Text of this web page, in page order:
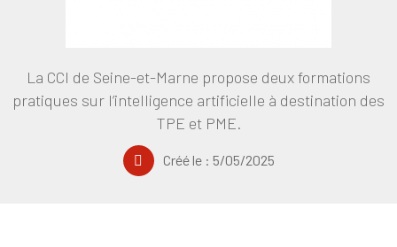
La CCI de Seine-et-Marne propose deux formations
pratiques sur l’intelligence artificielle à destination des
TPE et PME.
Créé le : 5/05/2025